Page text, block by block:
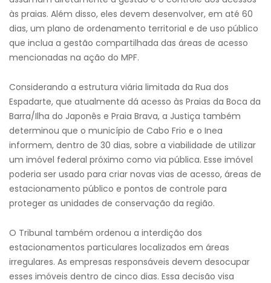
às praias. Além disso, eles devem desenvolver, em até 60
dias, um plano de ordenamento territorial e de uso público
que inclua a gestão compartilhada das áreas de acesso
mencionadas na ação do MPF.
Considerando a estrutura viária limitada da Rua dos
Espadarte, que atualmente dá acesso às Praias da Boca da
Barra/Ilha do Japonês e Praia Brava, a Justiça também
determinou que o município de Cabo Frio e o Inea
informem, dentro de 30 dias, sobre a viabilidade de utilizar
um imóvel federal próximo como via pública. Esse imóvel
poderia ser usado para criar novas vias de acesso, áreas de
estacionamento público e pontos de controle para
proteger as unidades de conservação da região.
O Tribunal também ordenou a interdição dos
estacionamentos particulares localizados em áreas
irregulares. As empresas responsáveis devem desocupar
esses imóveis dentro de cinco dias. Essa decisão visa